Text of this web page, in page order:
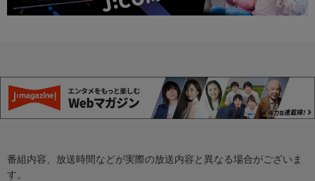
番組内容、放送時間などが実際の放送内容と異なる場合がございま
す。